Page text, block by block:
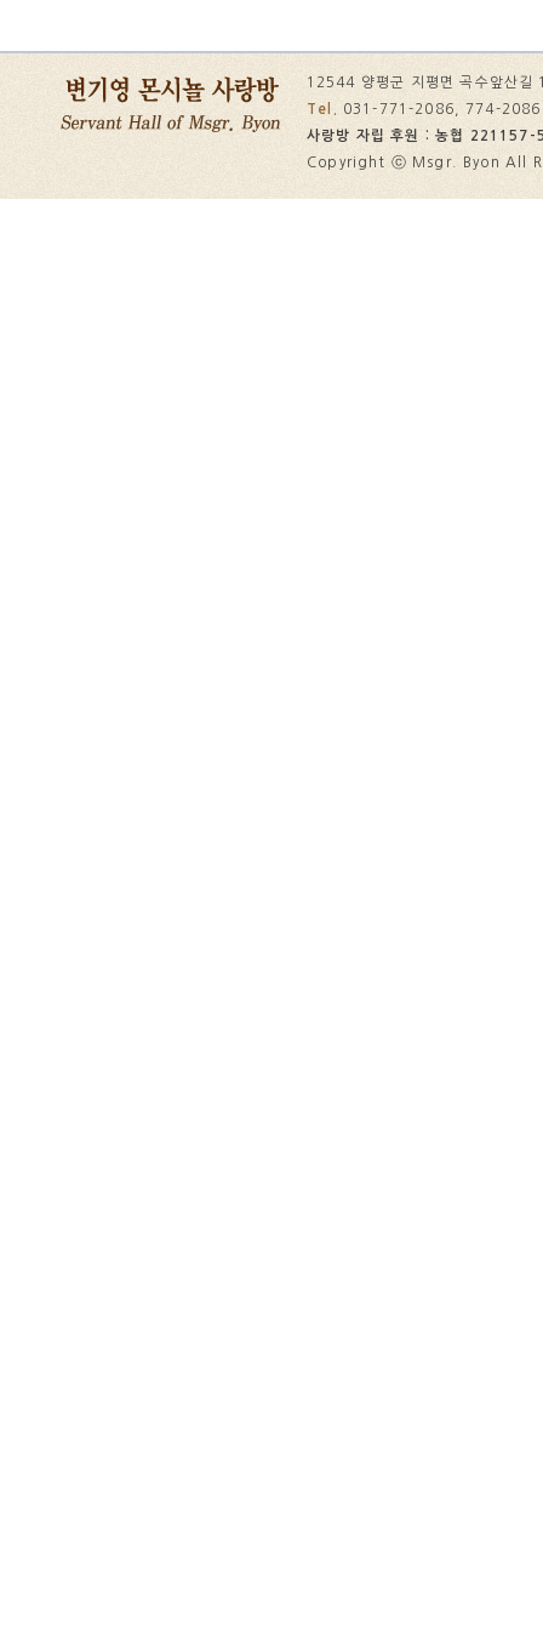
12544 양평군 지평면 곡수앞산길
Tel.
031-771-2086, 774-
사랑방 자립 후원 : 농협
Copyright ⓒ Msgr. Byon All